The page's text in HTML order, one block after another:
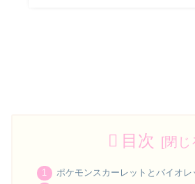
目次
ポケモンスカーレットとバイオ